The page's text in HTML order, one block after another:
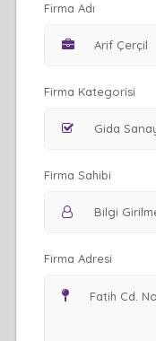
Firma Adı
Firma Kategorisi
Firma Sahibi
Firma Adresi